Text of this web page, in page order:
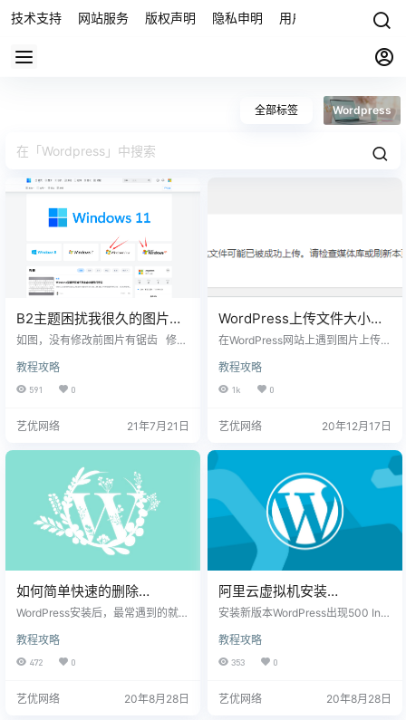
技术支持 网站服务 版权声明 隐私申明 用户协议 联系我们
全部标签 Wordpress
B2主题困扰我很久的图片锯
齿问题终于解决了
如图，没有修改前图片有锯齿 修改
的时候春哥说修改主题根目录functi
ons.php文件里的一个参数，修改了
分享给大家。 找到主题根目录style.
教程攻略
591 0
艺优网络 21年7月21日
WordPress上传文件大小限
制修改
在WordPress网站上遇到图片上传问
上传错误可能会让人很困惑，因为
无需您做任何其他操作就可以显示
是，它很容易修复，你也可以自己
能已被成功上传。请检查媒体库或
刷新本页。”错误的解决方法，以宝
塔面板为例： 解决方案：
教程攻略
1k 0
艺优网络 20年12月17日
如何简单快速的删除
WordPress默认自带的未分
WordPress安装后，最常遇到的就是
说未分类是程序默认的分类栏目，
也想着办法把他删除掉，那些用很
久的也都觉得这个是WordPress默认
杂的WordPress文章修改才可以，但
教程攻略
472 0
艺优网络 20年8月28日
阿里云虚拟机安装
WordPress出现500
方案
安装新版本WordPress出现500 Inte
教程攻略
353 0
艺优网络 20年8月28日